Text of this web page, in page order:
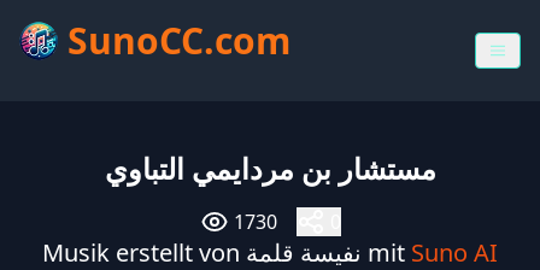
SunoCC.com
مستشار بن مردايمي التباوي
1730
Musik erstellt von نفيسة قلمة mit Suno AI